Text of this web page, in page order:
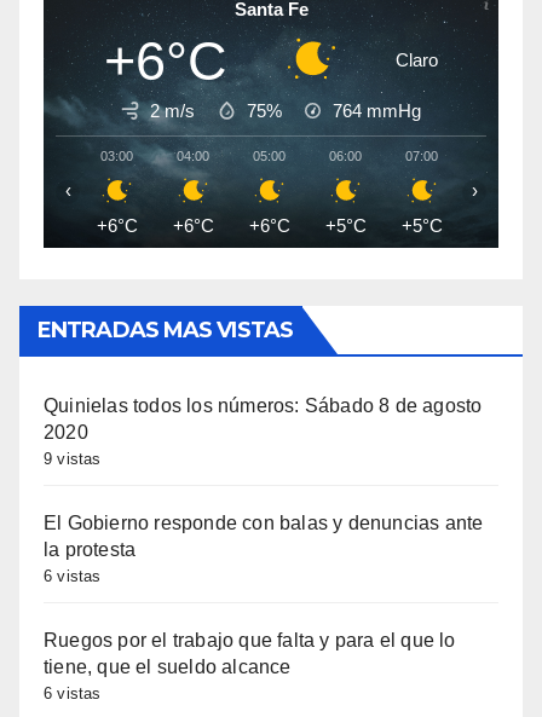
Santa Fe
+6°C Claro
2 m/s 75% 764 mmHg
03:00
+6°C
04:00
+6°C
05:00
+6°C
06:00
+5°C
07:00
+5°C +5°C
‹ ›
ENTRADAS MAS VISTAS
Quinielas todos los números: Sábado 8 de agosto
2020
9 vistas
El Gobierno responde con balas y denuncias ante
la protesta
6 vistas
Ruegos por el trabajo que falta y para el que lo
tiene, que el sueldo alcance
6 vistas